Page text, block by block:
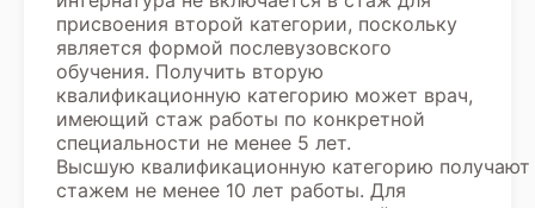
присвоения второй категории, поскольку
является формой послевузовского
обучения. Получить вторую
квалификационную категорию может врач,
имеющий стаж работы по конкретной
специальности не менее 5 лет.
Высшую квалификационную категорию получают
стажем не менее 10 лет работы. Для